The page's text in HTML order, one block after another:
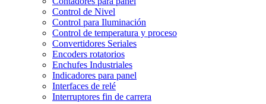
Control de Nivel
Control para Iluminación
Control de temperatura y proceso
Convertidores Seriales
Encoders rotatorios
Enchufes Industriales
Indicadores para panel
Interfaces de relé
Interruptores fin de carrera